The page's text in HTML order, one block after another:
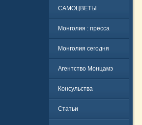
САМОЦВЕТЫ
Монголия : пресса
Монголия сегодня
Агентство Монцамэ
Консульства
Статьи